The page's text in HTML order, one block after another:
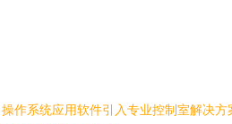
作系统应用软件引入专业控制室解决方